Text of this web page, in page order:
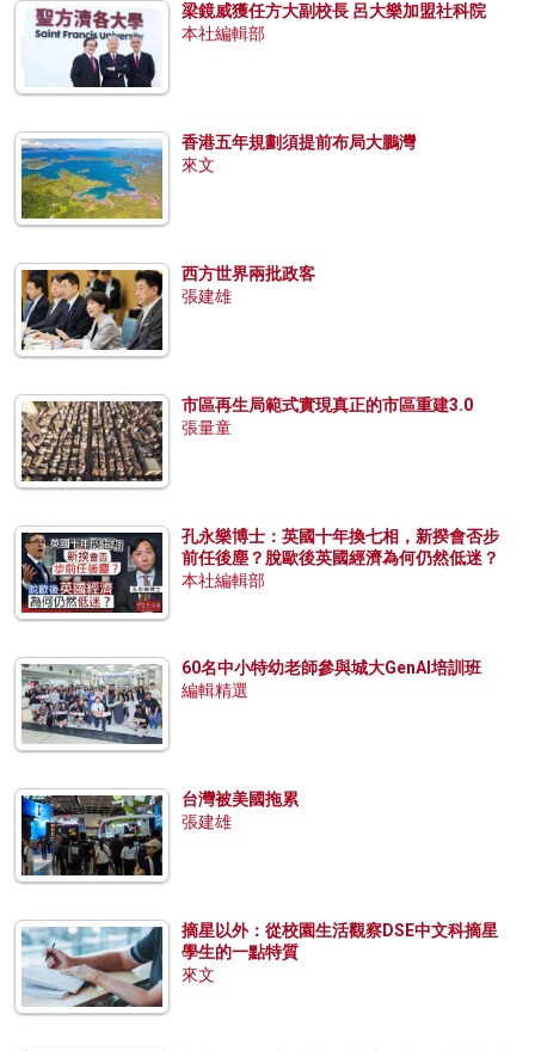
梁鏡威獲任方大副校長 呂大樂加盟社科院
本社編輯部
香港五年規劃須提前布局大鵬灣
來文
西方世界兩批政客
張建雄
市區再生局範式實現真正的市區重建3.0
張量童
孔永樂博士：英國十年換七相，新揆會否步
前任後塵？脫歐後英國經濟為何仍然低迷？
本社編輯部
60名中小特幼老師參與城大GenAI培訓班
編輯精選
台灣被美國拖累
張建雄
摘星以外：從校園生活觀察DSE中文科摘星
學生的一點特質
來文